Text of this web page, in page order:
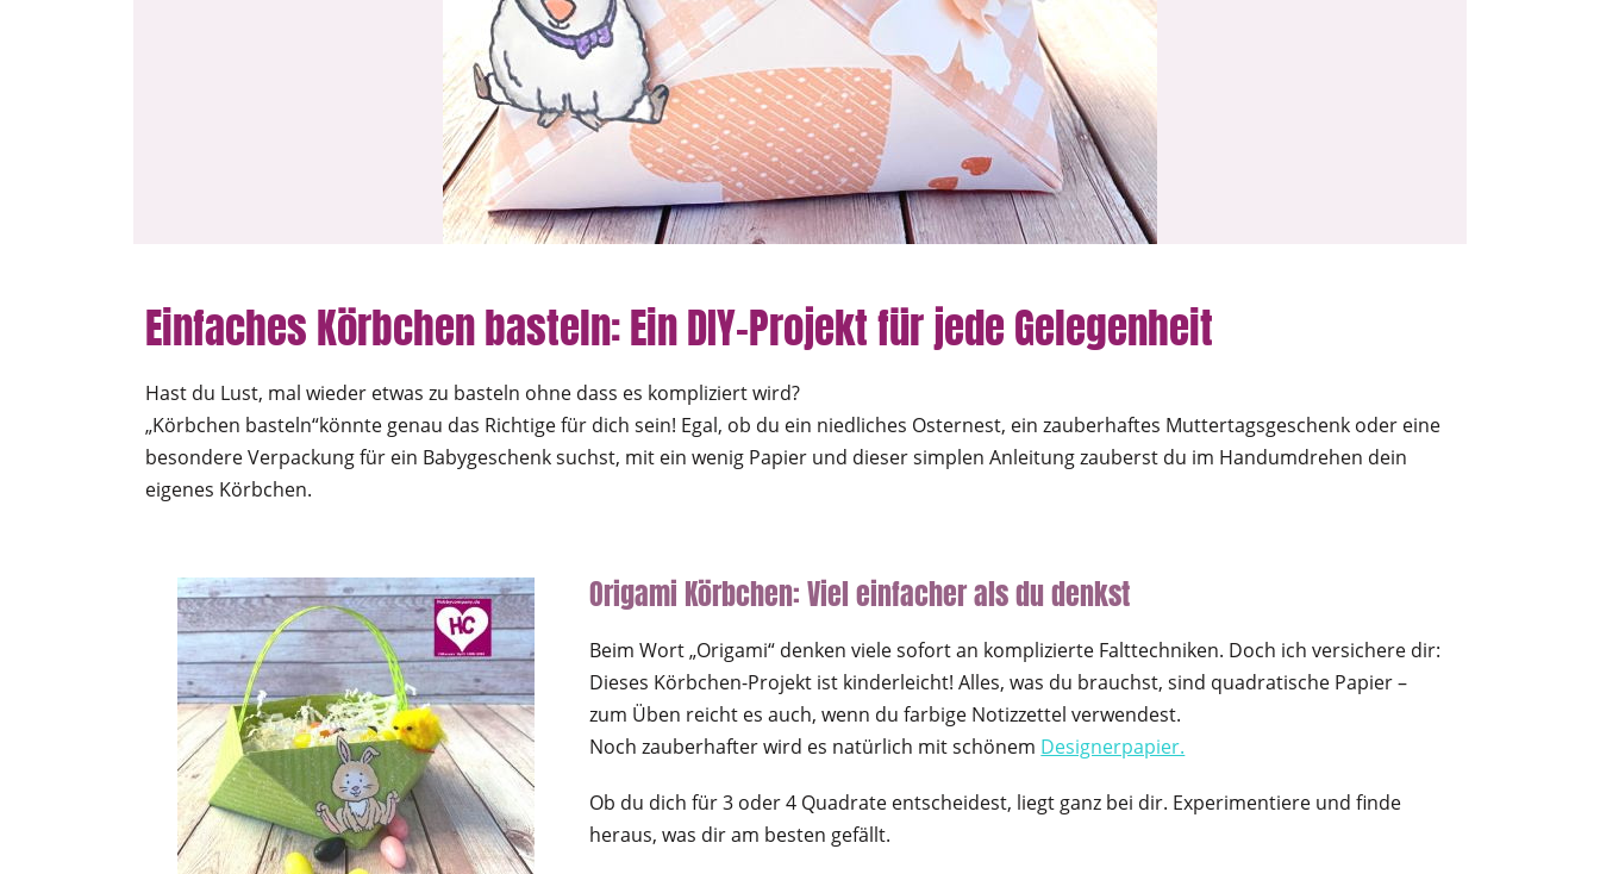
Einfaches Körbchen basteln: Ein DIY-Projekt für jede Gelegenheit
Hast du Lust, mal wieder etwas zu basteln ohne dass es kompliziert wird?
„Körbchen basteln“könnte genau das Richtige für dich sein! Egal, ob du ein niedliches Osternest, ein zauberhaftes Muttertagsgeschenk oder eine
besondere Verpackung für ein Babygeschenk suchst, mit ein wenig Papier und dieser simplen Anleitung zauberst du im Handumdrehen dein
eigenes Körbchen.
Origami Körbchen: Viel einfacher als du denkst
Beim Wort „Origami“ denken viele sofort an komplizierte Falttechniken. Doch ich versichere dir:
Dieses Körbchen-Projekt ist kinderleicht! Alles, was du brauchst, sind quadratische Papier –
zum Üben reicht es auch, wenn du farbige Notizzettel verwendest.
Noch zauberhafter wird es natürlich mit schönem Designerpapier.
Ob du dich für 3 oder 4 Quadrate entscheidest, liegt ganz bei dir. Experimentiere und finde
heraus, was dir am besten gefällt.